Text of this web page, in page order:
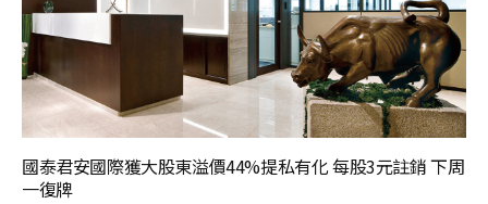
國泰君安國際獲大股東溢價44%提私有化 每股3元註銷 下周
一復牌